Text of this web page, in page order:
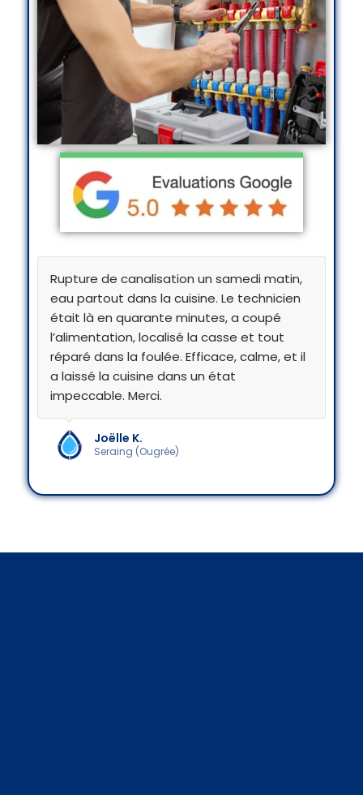
Rupture de canalisation un samedi matin,
eau partout dans la cuisine. Le technicien
était là en quarante minutes, a coupé
l’alimentation, localisé la casse et tout
réparé dans la foulée. Efficace, calme, et il
a laissé la cuisine dans un état
impeccable. Merci.
Joëlle K.
Seraing (Ougrée)